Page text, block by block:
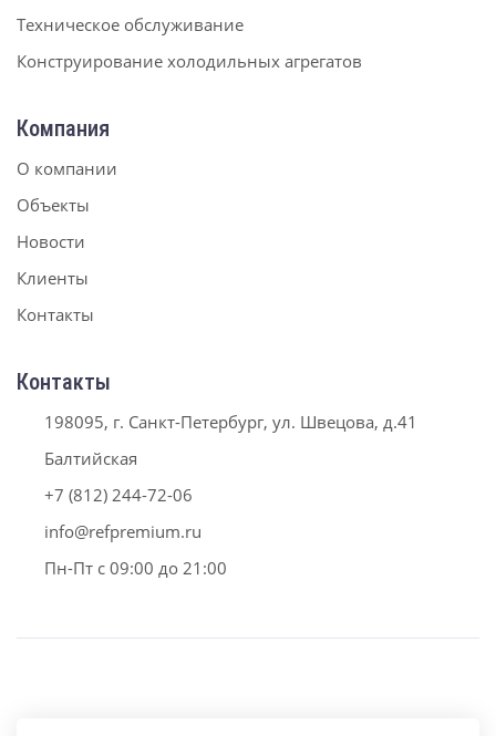
Техническое обслуживание
Конструирование холодильных агрегатов
Компания
О компании
Объекты
Новости
Клиенты
Контакты
Контакты
198095, г. Санкт-Петербург, ул. Швецова, д.41
Балтийская
+7 (812) 244-72-06
info@refpremium.ru
Пн-Пт с 09:00 до 21:00